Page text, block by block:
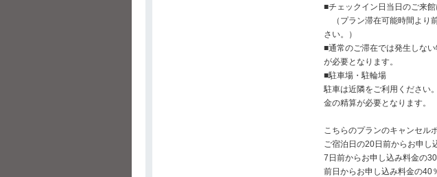
■チェックイン日当日のご来
（プラン滞在可能時間より
さい。）
■通常のご滞在では発生しな
が必要となります。
■駐車場・駐輪場
駐車は近隣をご利用ください
金の精算が必要となります。
こちらのプランのキャンセル
ご宿泊日の20日前からお申し
7日前からお申し込み料金の
前日からお申し込み料金の40